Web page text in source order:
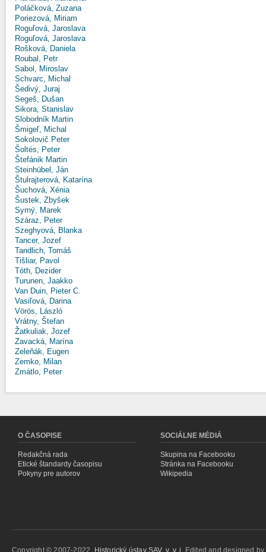
Poláčková, Zuzana
Poriezová, Miriam
Roguľová, Jaroslava
Roguľová, Jaroslava
Rošková, Daniela
Roubal, Petr
Sabol, Miroslav
Schvarc, Michal
Šedivý, Juraj
Segeš, Dušan
Sikora, Stanislav
Slobodník Martin
Šmigeľ, Michal
Sokolovič Peter
Šoltés, Peter
Štefánik Martin
Steinhübel, Ján
Štulrajterová, Katarína
Šuchová, Xénia
Šustek, Zbyšek
Syrný, Marek
Száraz, Peter
Szeghyová, Blanka
Tancer, Jozef
Tandlich, Tomáš
Tišliar, Pavol
Tóth, Dezider
Turunen, Jaakko
Van Duin, Pieter C.
Vasiľová, Darina
Vörös, László
Vrátny, Štefan
Žatkuliak, Jozef
Zavacká, Marína
Zeleňák, Eugen
Zemko, Milan
Zmátlo, Peter
O ČASOPISE
Redakčná rada
Etické štandardy časopisu
Pokyny pre autorov
SOCIÁLNE MÉDIÁ
Skupina na Facebooku
Stránka na Facebooku
Wikipedia